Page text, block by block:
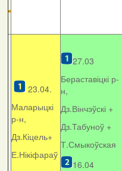
23.04.
Маларыцкі
р-н,
Дз.Кіцель+
Е.Нікіфараў
27.03
Бераставіцкі р-
н,
Дз.Вінчэўскі +
Дз.Табуноў +
Т.Смыкоўская
16.04